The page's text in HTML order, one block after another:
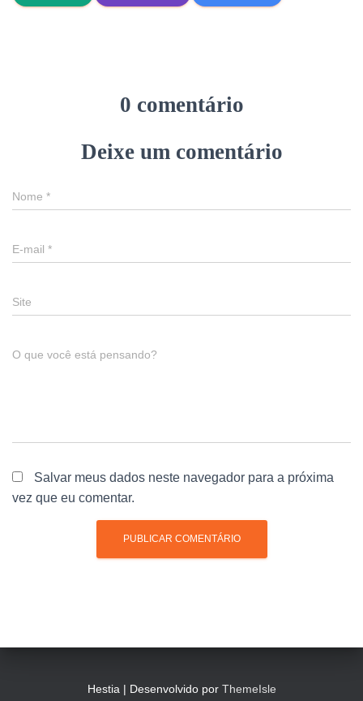
0 comentário
Deixe um comentário
Nome *
E-mail *
Site
O que você está pensando?
Salvar meus dados neste navegador para a próxima
vez que eu comentar.
Hestia | Desenvolvido por ThemeIsle